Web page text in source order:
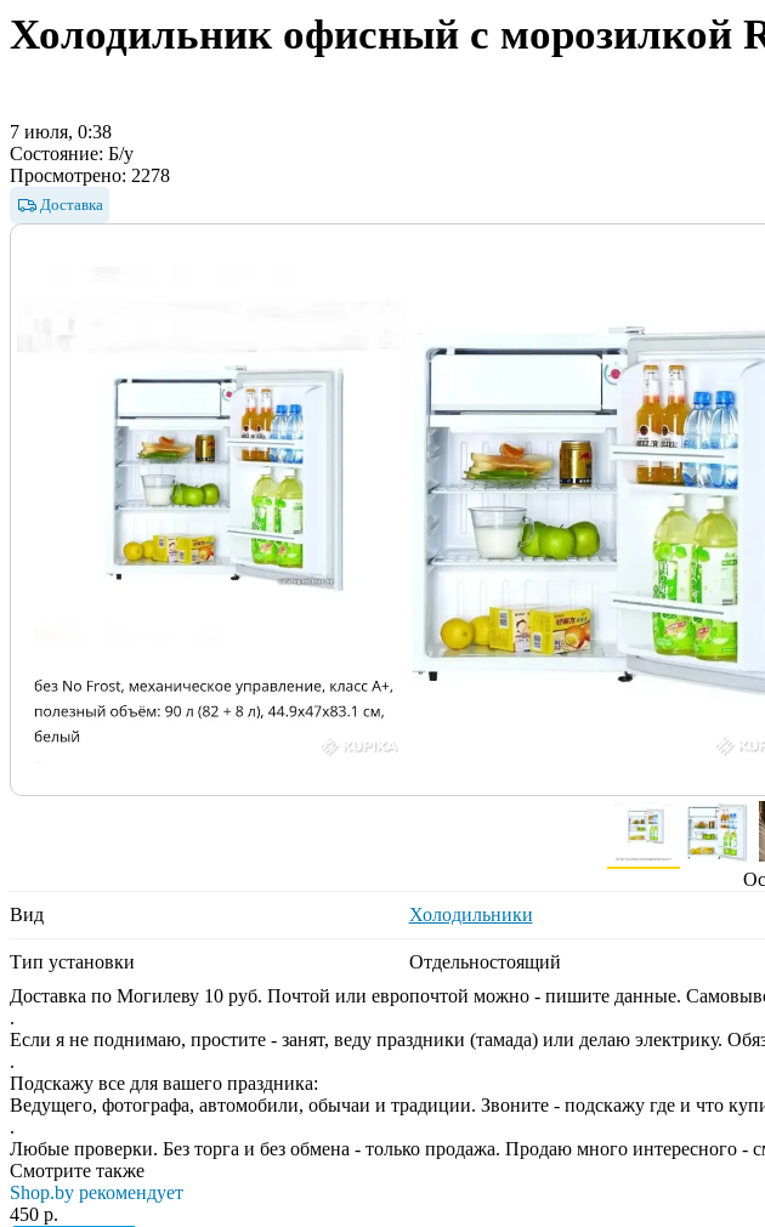
Холодильник офисный с морозилкой
7 июля, 0:38
Состояние: Б/у
Просмотрено: 2278
Доставка
Вид
Холодильники
Тип установки Отдельностоящий
Доставка по Могилеву 10 руб. Почтой или европочтой можно - пишите данные.
.
Если я не поднимаю, простите - занят, веду праздники (тамада) или делаю электрику.
.
Подскажу все для вашего праздника:
Ведущего, фотографа, автомобили, обычаи и традиции. Звоните - подскажу где и что
.
Любые проверки. Без торга и без обмена - только продажа. Продаю много интересного
Смотрите также
Shop.by рекомендует
450 р.